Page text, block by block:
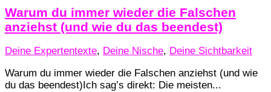
Warum du immer wieder die Falschen
anziehst (und wie du das beendest)
Deine Expertentexte, Deine Nische, Deine Sichtbarkeit
Warum du immer wieder die Falschen anziehst (und wie
du das beendest)Ich sag’s direkt: Die meisten...